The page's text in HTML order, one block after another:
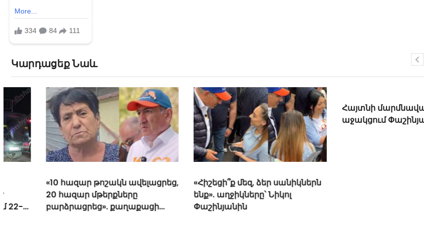
Կարդացեք Նաև
«10 հազար թոշակն ավելացրեց,
20 հազար մթերքները
բարձրացրեց». քաղաքացի
«Հիշեցի՞ք մեզ, ձեր սանիկներն
ենք». աղջիկները՝ Նիկոլ
Փաշինյանին
Հայտնի մարմնավաճառն էլ է